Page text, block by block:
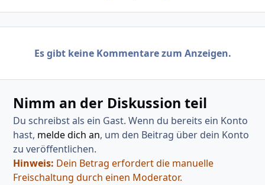
Es gibt keine Kommentare zum Anzeigen.
Nimm an der Diskussion teil
Du schreibst als ein Gast. Wenn du bereits ein Konto
hast, melde dich an, um den Beitrag über dein Konto
zu veröffentlichen.
Hinweis: Dein Betrag erfordert die manuelle
Freischaltung durch einen Moderator.